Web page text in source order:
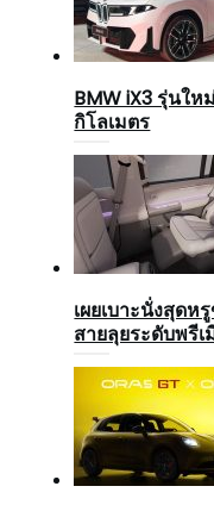
BMW iX3 รุ่นใ
กิโลเมตร
เผยเบาะนั่งสุด
สายลุยระดับพรีเ